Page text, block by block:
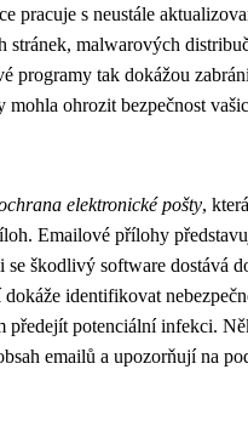
pracuje s neustále
stránek, malwarových
programy tak dokážou
mohla ohrozit bezpečnost
elektronické pošty,
Emailové přílohy
škodlivý software dostává
identifikovat
předejít potenciální infekci.
emailů a upozorňují na